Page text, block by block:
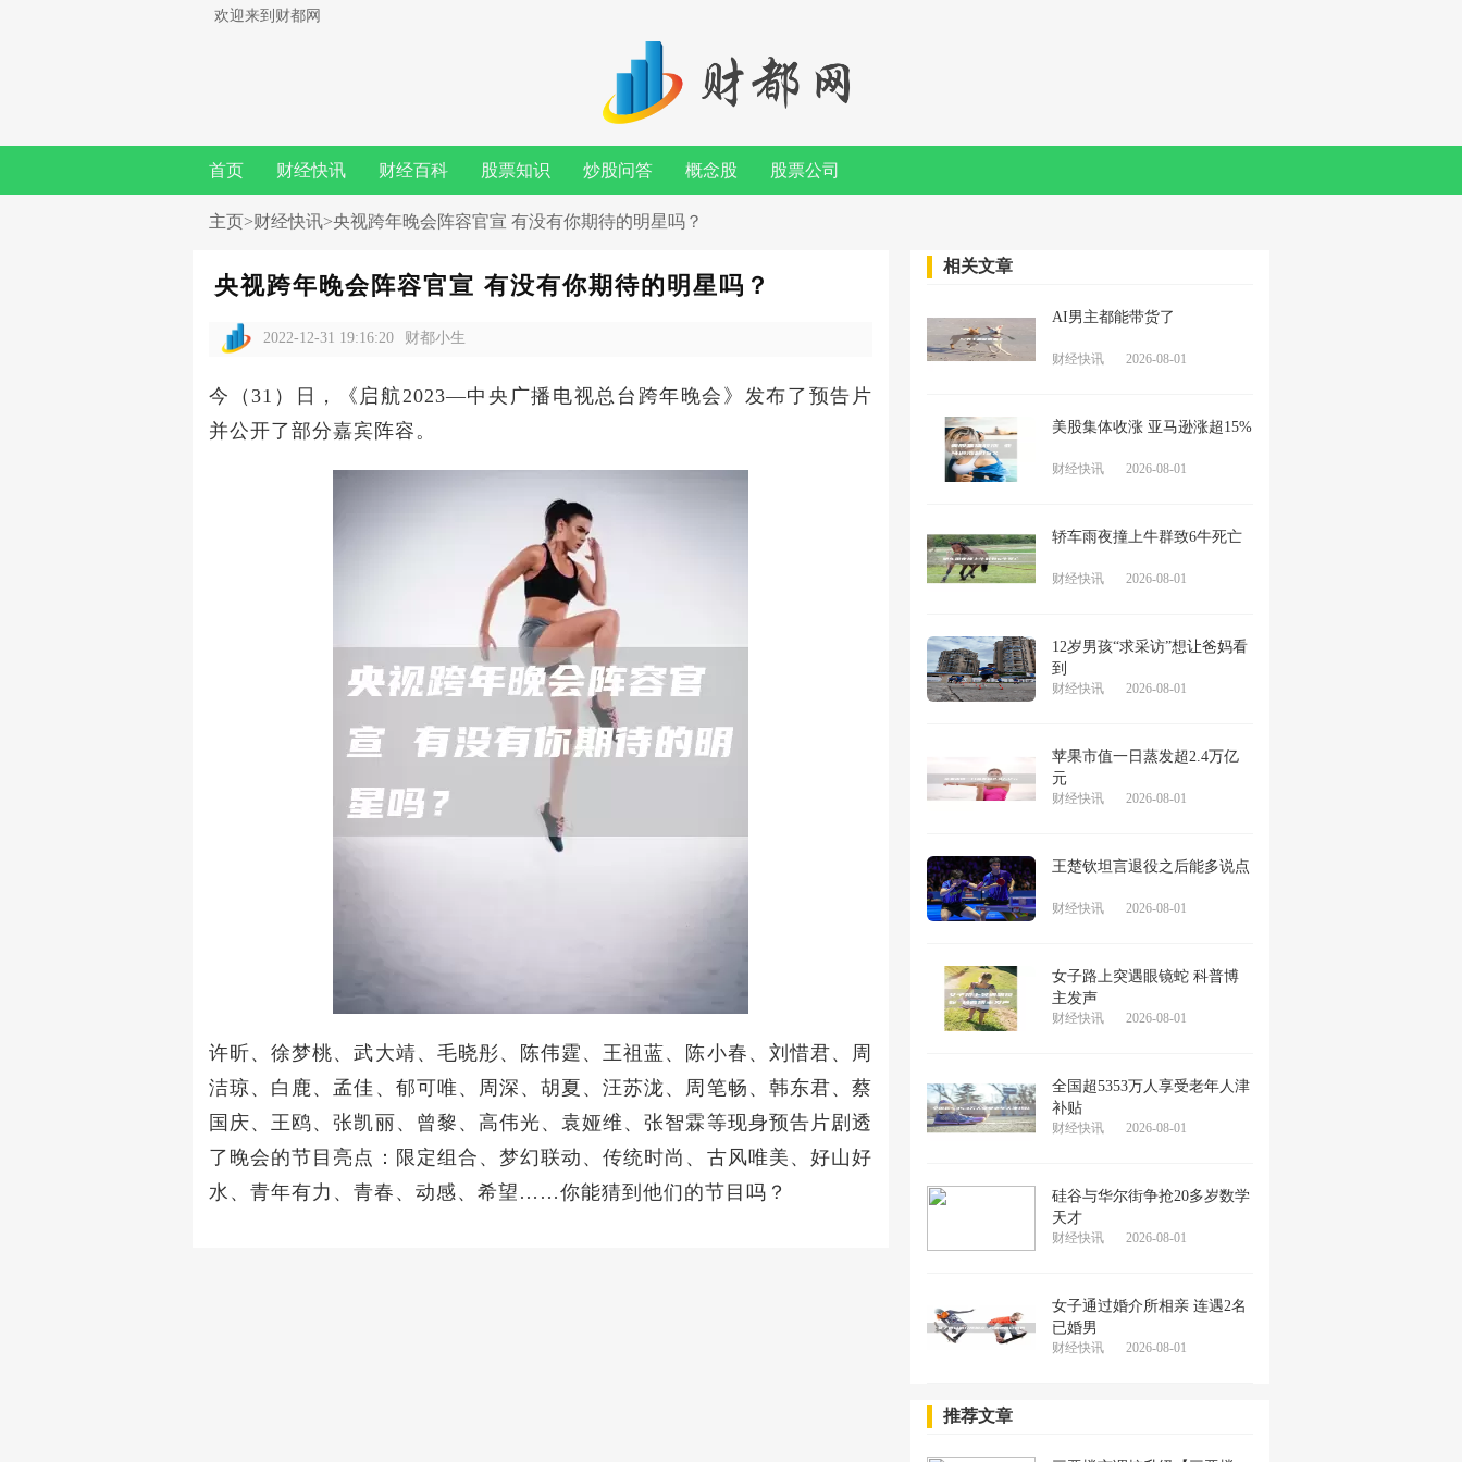
欢迎来到财都网
首页 财经快讯 财经百科 股票知识 炒股问答 概念股 股票公司
主页>财经快讯>央视跨年晚会阵容官宣 有没有你期待的明星吗？
央视跨年晚会阵容官宣 有没有你期待的明星吗？
2022-12-31 19:16:20 财都小生
今（31）日，《启航2023—中央广播电视总台跨年晚会》发布了预告片
并公开了部分嘉宾阵容。
许昕、徐梦桃、武大靖、毛晓彤、陈伟霆、王祖蓝、陈小春、刘惜君、周
洁琼、白鹿、孟佳、郁可唯、周深、胡夏、汪苏泷、周笔畅、韩东君、蔡
国庆、王鸥、张凯丽、曾黎、高伟光、袁娅维、张智霖等现身预告片剧透
了晚会的节目亮点：限定组合、梦幻联动、传统时尚、古风唯美、好山好
水、青年有力、青春、动感、希望……你能猜到他们的节目吗？
相关文章
AI男主都能带货了
财经快讯 2026-08-01
美股集体收涨 亚马逊涨超15%
财经快讯 2026-08-01
轿车雨夜撞上牛群致6牛死亡
财经快讯 2026-08-01
12岁男孩“求采访”想让爸妈看
到
财经快讯 2026-08-01
苹果市值一日蒸发超2.4万亿
元
财经快讯 2026-08-01
王楚钦坦言退役之后能多说点
财经快讯 2026-08-01
女子路上突遇眼镜蛇 科普博
主发声
财经快讯 2026-08-01
全国超5353万人享受老年人津
补贴
财经快讯 2026-08-01
硅谷与华尔街争抢20多岁数学
天才
财经快讯 2026-08-01
女子通过婚介所相亲 连遇2名
已婚男
财经快讯 2026-08-01
推荐文章